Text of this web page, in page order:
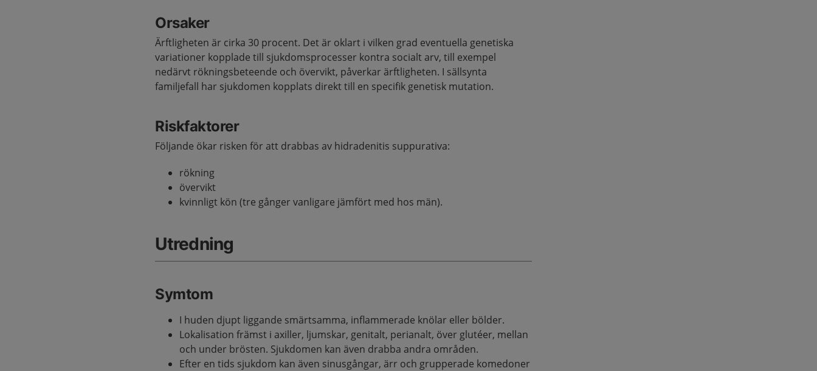
Orsaker
Ärftligheten är cirka 30 procent. Det är oklart i vilken grad eventuella genetiska
variationer kopplade till sjukdomsprocesser kontra socialt arv, till exempel
nedärvt rökningsbeteende och övervikt, påverkar ärftligheten. I sällsynta
familjefall har sjukdomen kopplats direkt till en specifik genetisk mutation.
Riskfaktorer
Följande ökar risken för att drabbas av hidradenitis suppurativa:
rökning
övervikt
kvinnligt kön (tre gånger vanligare jämfört med hos män).
Utredning
Symtom
I huden djupt liggande smärtsamma, inflammerade knölar eller bölder.
Lokalisation främst i axiller, ljumskar, genitalt, perianalt, över glutéer, mellan
och under brösten. Sjukdomen kan även drabba andra områden.
Efter en tids sjukdom kan även sinusgångar, ärr och grupperade komedoner